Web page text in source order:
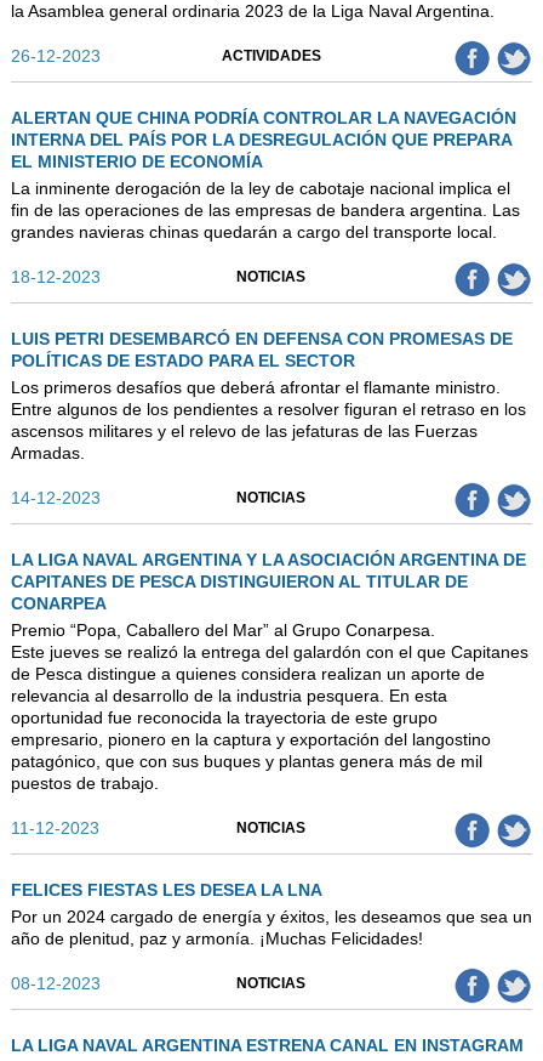
la Asamblea general ordinaria 2023 de la Liga Naval Argentina.
26-12-2023 ACTIVIDADES
ALERTAN QUE CHINA PODRÍA CONTROLAR LA NAVEGACIÓN
INTERNA DEL PAÍS POR LA DESREGULACIÓN QUE PREPARA
EL MINISTERIO DE ECONOMÍA
La inminente derogación de la ley de cabotaje nacional implica el
fin de las operaciones de las empresas de bandera argentina. Las
grandes navieras chinas quedarán a cargo del transporte local.
18-12-2023 NOTICIAS
LUIS PETRI DESEMBARCÓ EN DEFENSA CON PROMESAS DE
POLÍTICAS DE ESTADO PARA EL SECTOR
Los primeros desafíos que deberá afrontar el flamante ministro.
Entre algunos de los pendientes a resolver figuran el retraso en los
ascensos militares y el relevo de las jefaturas de las Fuerzas
Armadas.
14-12-2023 NOTICIAS
LA LIGA NAVAL ARGENTINA Y LA ASOCIACIÓN ARGENTINA DE
CAPITANES DE PESCA DISTINGUIERON AL TITULAR DE
CONARPEA
Premio “Popa, Caballero del Mar” al Grupo Conarpesa.
Este jueves se realizó la entrega del galardón con el que Capitanes
de Pesca distingue a quienes considera realizan un aporte de
relevancia al desarrollo de la industria pesquera. En esta
oportunidad fue reconocida la trayectoria de este grupo
empresario, pionero en la captura y exportación del langostino
patagónico, que con sus buques y plantas genera más de mil
puestos de trabajo.
11-12-2023 NOTICIAS
FELICES FIESTAS LES DESEA LA LNA
Por un 2024 cargado de energía y éxitos, les deseamos que sea un
año de plenitud, paz y armonía. ¡Muchas Felicidades!
08-12-2023 NOTICIAS
LA LIGA NAVAL ARGENTINA ESTRENA CANAL EN INSTAGRAM